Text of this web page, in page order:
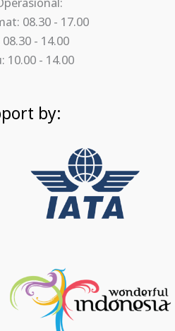
08.30 - 17.00
- 14.00
10.00 - 14.00
by: